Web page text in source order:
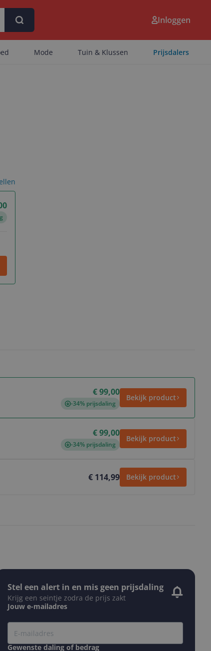
Inloggen
Mode Tuin & Klussen Prijsdalers
€ 99,00
-34% prijsdaling
Bekijk product
€ 99,00
-34% prijsdaling
Bekijk product
€ 114,99 Bekijk product
Stel een alert in en mis geen prijsdaling
Krijg een seintje zodra de prijs zakt
Jouw e-mailadres
Gewenste daling of bedrag